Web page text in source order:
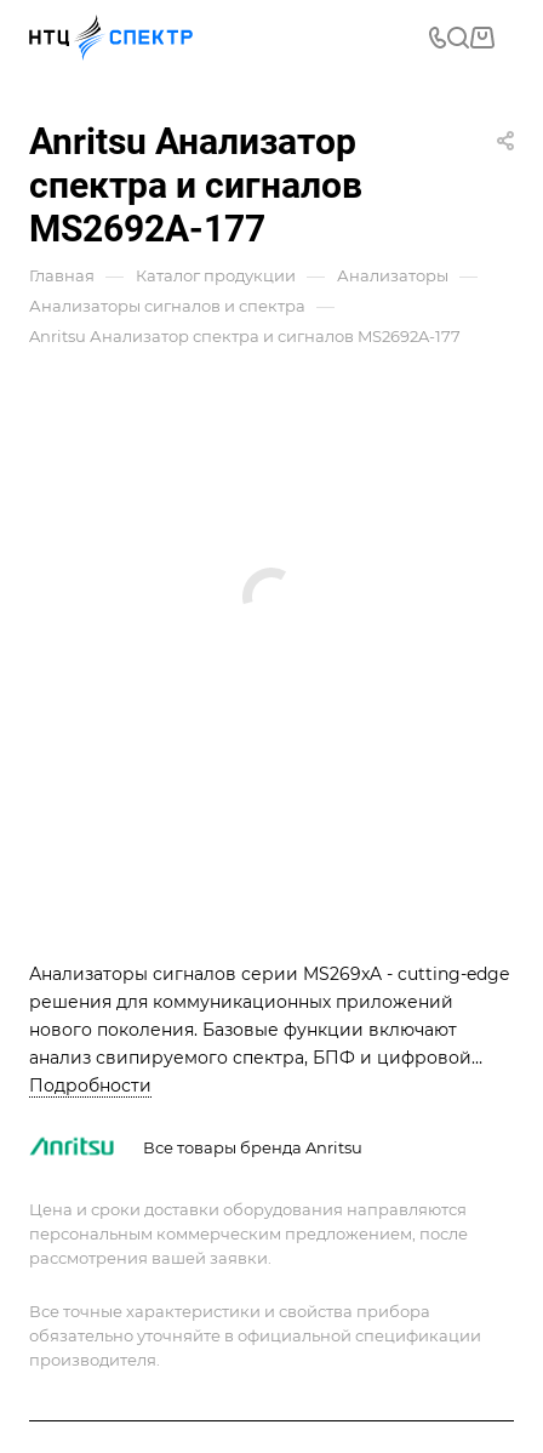
Anritsu Анализатор
спектра и сигналов
MS2692A-177
Главная — Каталог продукции — Анализаторы —
Анализаторы сигналов и спектра —
Anritsu Анализатор спектра и сигналов MS2692A-177
Анализаторы сигналов серии MS269xA - cutting-edge
решения для коммуникационных приложений
нового поколения. Базовые функции включают
анализ свипируемого спектра, БПФ и цифровой
преобразователь. Для полного решения добавьте
версия с анализом до 62,5 МГц.
Подробности
Все товары бренда Anritsu
Цена и сроки доставки оборудования направляются
персональным коммерческим предложением, после
рассмотрения вашей заявки.
Все точные характеристики и свойства прибора
обязательно уточняйте в официальной спецификации
производителя.